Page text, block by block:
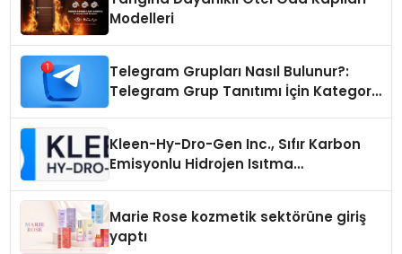
Modelleri
Telegram Grupları Nasıl Bulunur?:
Telegram Grup Tanıtımı İçin Kategori
Kleen-Hy-Dro-Gen Inc., Sıfır Karbon
Emisyonlu Hidrojen Isıtma
Marie Rose kozmetik sektörüne giriş
yaptı